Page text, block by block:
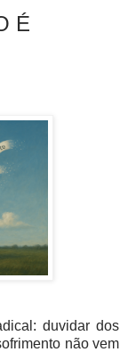
É
duvidar dos
não vem